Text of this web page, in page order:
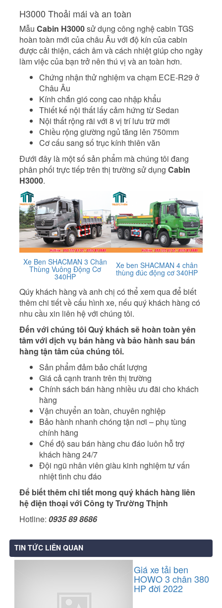
H3000 Thoải mái và an toàn
Mẫu Cabin H3000sử dụng công nghệ cabin TGS
hoàn toàn mới của châu Âu với độ kín của cabin
được cải thiện, cách âm và cách nhiệt giúp cho ngày
làm việc của bạn trở nên thú vị và an toàn hơn.
Chứng nhận thử nghiệm va chạm ECE-R29 ở
Châu Âu
Kính chắn gió cong cao nhập khẩu
Thiết kế nội thất lấy cảm hứng từ Sedan
Nội thất rộng rãi với 8 vị trí lưu trữ mới
Chiều rộng giường ngủ tăng lên 750mm
Cơ cấu sang số trục kính thiên văn
Đưới đây là một số sản phẩm mà chúng tôi đang
phân phối trực tiếp trên thị trường sử dụng Cabin
H3000.
Xe Ben SHACMAN 3 Chân
Thùng Vuông Động Cơ
340HP
Xe ben SHACMAN 4 chân
thùng đúc động cơ 340HP
Qúy khách hàng và anh chị có thể xem qua để biết
thêm chi tiết về cấu hình xe, nếu quý khách hàng có
nhu cầu xin liên hệ với chúng tôi.
Đến với chúng tôi Quý khách sẽ hoàn toàn yên
tâm với dịch vụ bán hàng và bảo hành sau bán
hàng tận tâm của chúng tôi.
Sản phẩm đảm bảo chất lượng
Giá cả cạnh tranh trên thị trường
Chính sách bán hàng nhiều ưu đãi cho khách
hàng
Vận chuyển an toàn, chuyên nghiệp
Bảo hành nhanh chóng tận nơi – phụ tùng
chính hãng
Chế độ sau bán hàng chu đáo luôn hỗ trợ
khách hàng 24/7
Đội ngũ nhân viên giàu kinh nghiệm tư vấn
nhiệt tình chu đáo
Để biết thêm chi tiết mong quý khách hàng liên
hệ điện thoại với Công ty Trường Thịnh
Hotline: 0935 89 8686
TIN TỨC LIÊN QUAN
Giá xe tải ben
HOWO 3 chân 380
HP đời 2022